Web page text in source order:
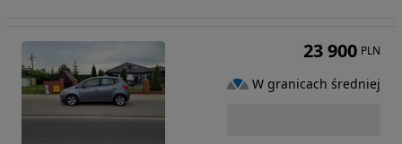
23 900 PLN
W granicach średniej